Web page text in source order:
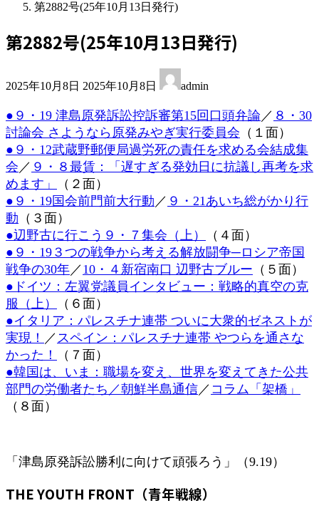
第2882号(25年10月13日発行)
第2882号(25年10月13日発行)
2025年10月8日 終
新
日
時
:
2025年10月8日 admin
●９・19 津島原発訴訟控訴審第15回口頭弁論 ／ ８・30
討論会 さようなら原発みやぎ実行委員会 （１面）
●９・12武蔵野郵便局過労死の責任を求める会結成集
会 ／ ９・８最賃：「遅すぎる発効日に抗議し再考を求
めます」
（２面）
●９・19国会前門前大行動 ／ ９・21あいち総がかり行
動 （３面）
●辺野古に行こう９・７集会（上）
（４面）
●９・19３つの戦争から考える解放闘争─ロシア帝国
戦争の30年 ／ 10・４新宿南口 辺野古ブルー （５面）
●ドイツ：左翼党議員インタビュー：戦略的真空の克
服（上）
（６面）
●イタリア：パレスチナ連帯 ついに大衆的ゼネストが
実現！ ／ スペイン：パレスチナ連帯 やつらを通さな
かった！
（７面）
●韓国は、いま：職場を変え、世界を変えてきた公共
部門の労働者たち／朝鮮半島通信 ／ コラム「架橋」
（８面）
「津島原発訴訟勝利に向けて頑張ろう」（9.19）
THE YOUTH FRONT（青年戦線）